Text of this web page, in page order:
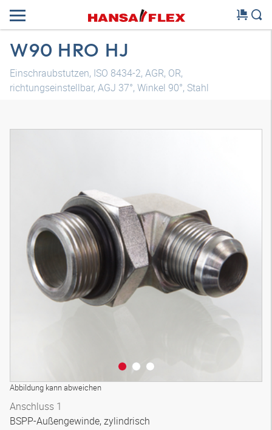
W90 HRO HJ
Einschraubstutzen, ISO 8434-2, AGR, OR,
richtungseinstellbar, AGJ 37°, Winkel 90°, Stahl
Abbildung kann abweichen
3D Modell
Anschluss 1
BSPP-Außengewinde, zylindrisch